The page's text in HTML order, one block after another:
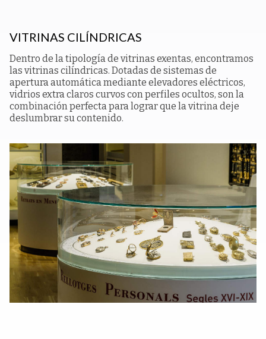
VITRINAS CILÍNDRICAS
Dentro de la tipología de vitrinas exentas, encontramos
las vitrinas cilíndricas. Dotadas de sistemas de
apertura automática mediante elevadores eléctricos,
vidrios extra claros curvos con perfiles ocultos, son la
combinación perfecta para lograr que la vitrina deje
deslumbrar su contenido.